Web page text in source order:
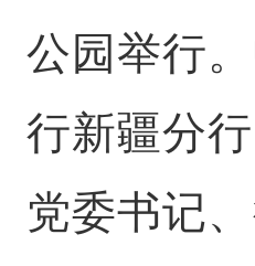
公园举行
行新疆分
党委书记